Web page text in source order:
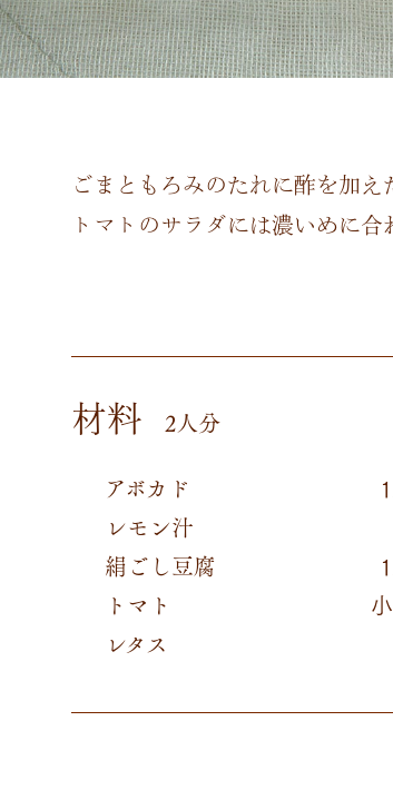
ごまともろみのたれに酢を加え
トマトのサラダには濃いめに合
材料
2人分
アボカド
レモン汁
絹ごし豆腐
トマト
レタス